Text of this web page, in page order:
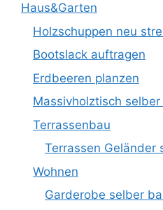
Haus&Garten
Holzschuppen neu
Bootslack auftragen
Erdbeeren planzen
Massivholztisch
Terrassenbau
Terrassen Geländer
Wohnen
Garderobe selber